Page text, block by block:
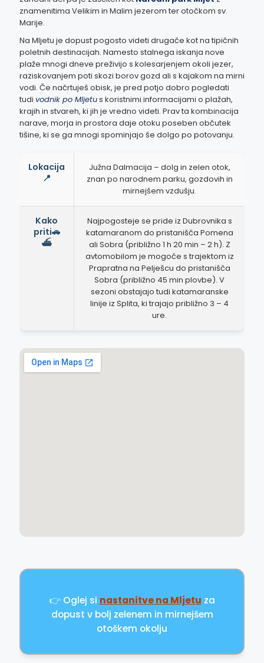
znamenitima Velikim in Malim jezerom ter otočkom sv.
Marije.
Na Mljetu je dopust pogosto videti drugače kot na tipičnih
poletnih destinacijah. Namesto stalnega iskanja nove
plaže mnogi dneve preživijo s kolesarjenjem okoli jezer,
raziskovanjem poti skozi borov gozd ali s kajakom na mirni
vodi. Če načrtuješ obisk, je pred potjo dobro pogledati
tudi vodnik po Mljetus koristnimi informacijami o plažah,
krajih in stvareh, ki jih je vredno videti. Prav ta kombinacija
narave, morja in prostora daje otoku poseben občutek
tišine, ki se ga mnogi spominjajo še dolgo po potovanju.
Lokacija
📍
Južna Dalmacija – dolg in zelen otok,
znan po narodnem parku, gozdovih in
mirnejšem vzdušju.
Kako
priti🚗
⛴️
Najpogosteje se pride iz Dubrovnika s
katamaranom do pristanišča Pomena
ali Sobra (približno 1 h 20 min – 2 h). Z
avtomobilom je mogoče s trajektom iz
Prapratna na Pelješcu do pristanišča
Sobra (približno 45 min plovbe). V
sezoni obstajajo tudi katamaranske
linije iz Splita, ki trajajo približno 3 – 4
ure.
👉 Oglej si nastanitve na Mljetu za
dopust v bolj zelenem in mirnejšem
otoškem okolju